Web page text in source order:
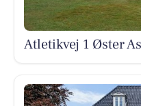
Atletikvej 1 Øster